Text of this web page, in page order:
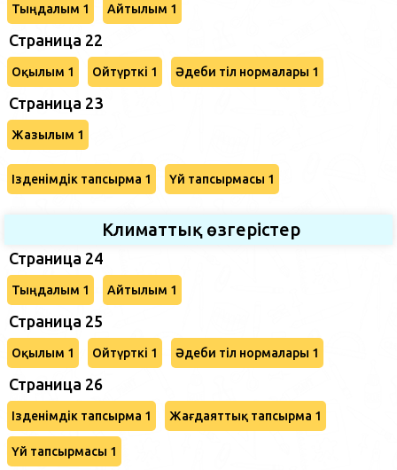
Тыңдалым 1 Айтылым 1
Страница 22
Оқылым 1 Ойтүрткі 1 Әдеби тіл нормалары 1
Страница 23
Жазылым 1
Ізденімдік тапсырма 1 Үй тапсырмасы 1
Климаттық өзгерістер
Страница 24
Тыңдалым 1 Айтылым 1
Страница 25
Оқылым 1 Ойтүрткі 1 Әдеби тіл нормалары 1
Страница 26
Ізденімдік тапсырма 1 Жағдаяттық тапсырма 1
Үй тапсырмасы 1